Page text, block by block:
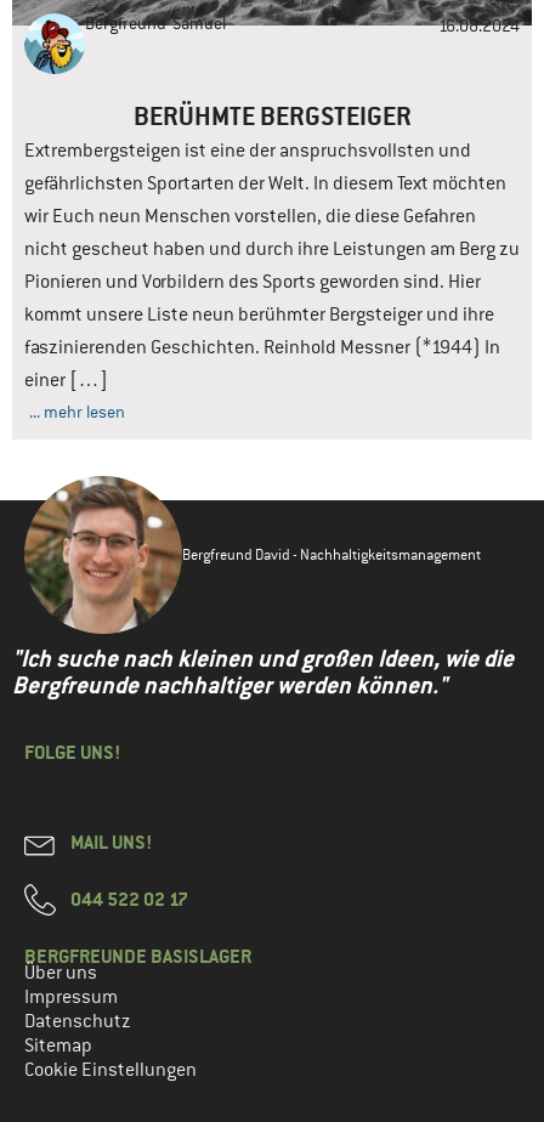
Bergfreund Samuel 16.08.2024
BERÜHMTE BERGSTEIGER
Extrembergsteigen ist eine der anspruchsvollsten und
gefährlichsten Sportarten der Welt. In diesem Text möchten
wir Euch neun Menschen vorstellen, die diese Gefahren
nicht gescheut haben und durch ihre Leistungen am Berg zu
Pionieren und Vorbildern des Sports geworden sind. Hier
kommt unsere Liste neun berühmter Bergsteiger und ihre
faszinierenden Geschichten. Reinhold Messner (*1944) In
einer […]
... mehr lesen
Bergfreund David - Nachhaltigkeitsmanagement
"Ich suche nach kleinen und großen Ideen, wie die
Bergfreunde nachhaltiger werden können."
FOLGE UNS!
MAIL UNS!
044 522 02 17
BERGFREUNDE BASISLAGER
Über uns
Impressum
Datenschutz
Sitemap
Cookie Einstellungen